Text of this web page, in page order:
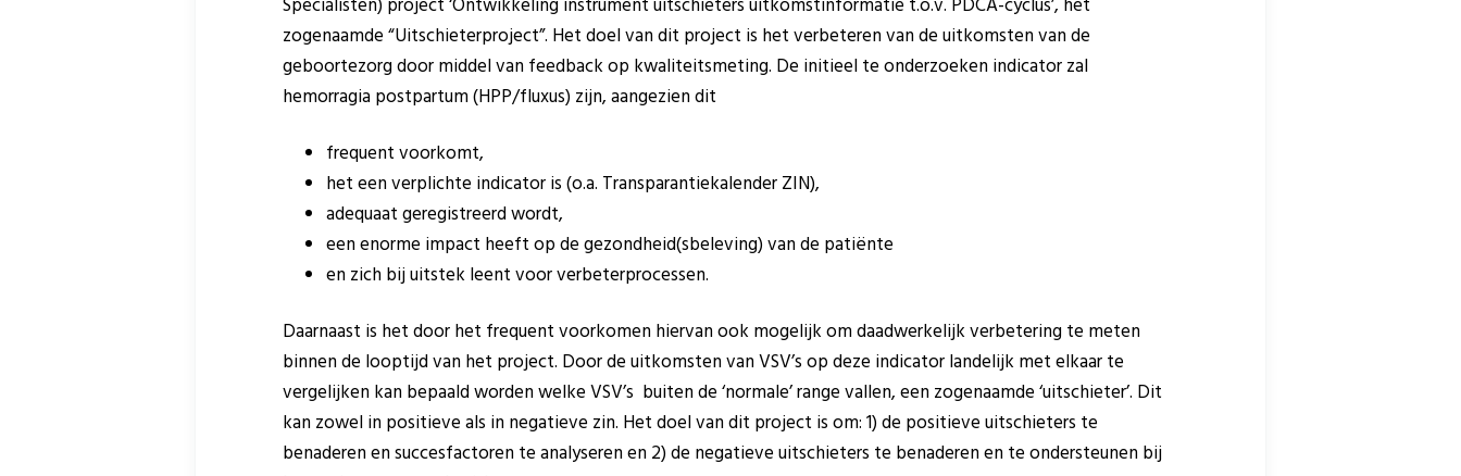
zogenaamde “Uitschieterproject”. Het doel van dit project is het verbeteren van de uitkomsten van de
geboortezorg door middel van feedback op kwaliteitsmeting. De initieel te onderzoeken indicator zal
hemorragia postpartum (HPP/fluxus) zijn, aangezien dit
frequent voorkomt,
het een verplichte indicator is (o.a. Transparantiekalender ZIN),
adequaat geregistreerd wordt,
een enorme impact heeft op de gezondheid(sbeleving) van de patiënte
en zich bij uitstek leent voor verbeterprocessen.
Daarnaast is het door het frequent voorkomen hiervan ook mogelijk om daadwerkelijk verbetering te meten
binnen de looptijd van het project. Door de uitkomsten van VSV’s op deze indicator landelijk met elkaar te
vergelijken kan bepaald worden welke VSV’s buiten de ‘normale’ range vallen, een zogenaamde ‘uitschieter’. Dit
kan zowel in positieve als in negatieve zin. Het doel van dit project is om: 1) de positieve uitschieters te
benaderen en succesfactoren te analyseren en 2) de negatieve uitschieters te benaderen en te ondersteunen bij